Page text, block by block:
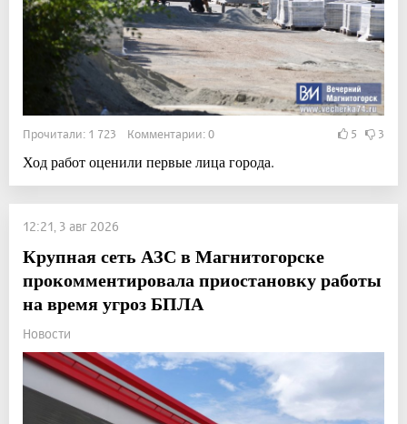
Прочитали: 1 723 Комментарии: 0 5 3
Ход работ оценили первые лица города.
12:21, 3 авг 2026
Крупная сеть АЗС в Магнитогорске
прокомментировала приостановку работы
на время угроз БПЛА
Новости